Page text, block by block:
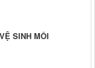
SINH MÔI